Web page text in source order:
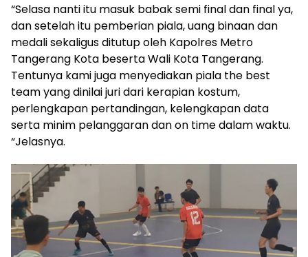
“Selasa nanti itu masuk babak semi final dan final ya,
dan setelah itu pemberian piala, uang binaan dan
medali sekaligus ditutup oleh Kapolres Metro
Tangerang Kota beserta Wali Kota Tangerang.
Tentunya kami juga menyediakan piala the best
team yang dinilai juri dari kerapian kostum,
perlengkapan pertandingan, kelengkapan data
serta minim pelanggaran dan on time dalam waktu.
“Jelasnya.